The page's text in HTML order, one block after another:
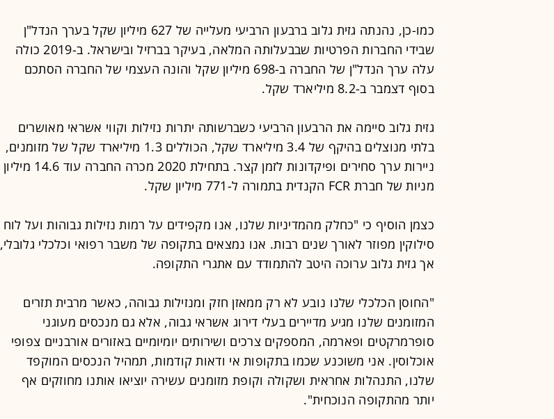
כמו-כן, נהנתה גזית גלוב ברבעון הרביעי מעלייה של 627 מיליון שקל בערך הנדל"ן
שבידי החברות הפרטיות שבבעלותה המלאה, בעיקר בברזיל ובישראל. ב-2019 כולה
עלה ערך הנדל"ן של החברה ב-698 מיליון שקל והונה העצמי של החברה הסתכם
בסוף דצמבר ב-8.2 מיליארד שקל.
גזית גלוב סיימה את הרבעון הרביעי כשברשותה יתרות נזילות וקווי אשראי מאושרים
בלתי מנוצלים בהיקף של 3.4 מיליארד שקל, הכוללים 1.3 מיליארד שקל של מזומנים,
ניירות ערך סחירים ופיקדונות לזמן קצר. בתחילת 2020 מכרה החברה עוד 14.6 מיליון
מניות של חברת FCR הקנדית בתמורה ל-771 מיליון שקל.
כצמן הוסיף כי "כחלק מהמדיניות שלנו, אנו מקפידים על רמות נזילות גבוהות ועל לוח
סילוקין מפוזר לאורך שנים רבות. אנו נמצאים בתקופה של משבר רפואי וכלכלי גלובלי,
אך גזית גלוב ערוכה היטב להתמודד עם אתגרי התקופה.
"החוסן הכלכלי שלנו נובע לא רק ממאזן חזק ומנזילות גבוהה, כאשר מרבית תזרים
המזומנים שלנו מגיע מדיירים בעלי דירוג אשראי גבוה, אלא גם מנכסים מעוגני
סופרמרקטים ופארמה, המספקים צרכים ושירותים יומיומיים באזורים אורבניים צפופי
אוכלוסין. אני משוכנע שכמו בתקופות אי ודאות קודמות, תמהיל הנכסים המוקפד
שלנו, התנהלות אחראית ושקולה וקופת מזומנים עשירה יוציאו אותנו מחוזקים אף
יותר מהתקופה הנוכחית".